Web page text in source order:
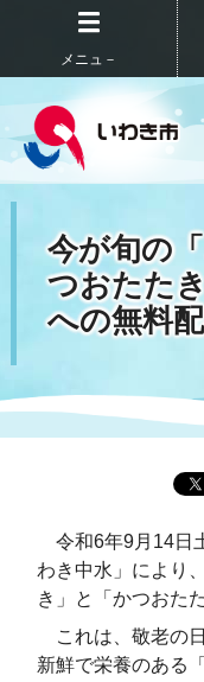
メニュ－
今が旬の
つおたた
への無料
令和6年9月14日
わき中水」により
き」と「かつおた
これは、敬老の
新鮮で栄養のある